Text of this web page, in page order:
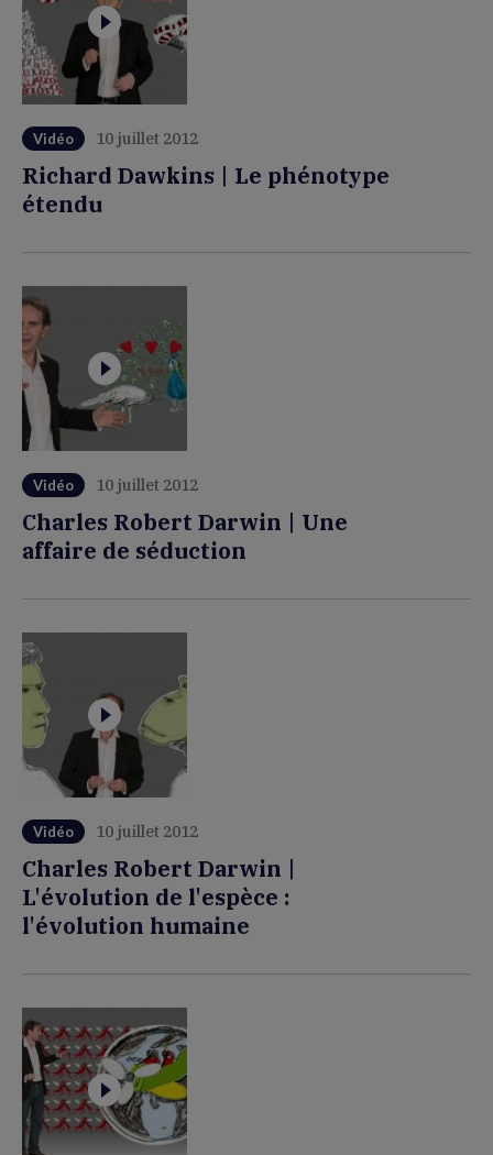
Vidéo 10 juillet 2012
Richard Dawkins | Le phénotype
étendu
Vidéo 10 juillet 2012
Charles Robert Darwin | Une
affaire de séduction
Vidéo 10 juillet 2012
Charles Robert Darwin |
L'évolution de l'espèce :
l'évolution humaine